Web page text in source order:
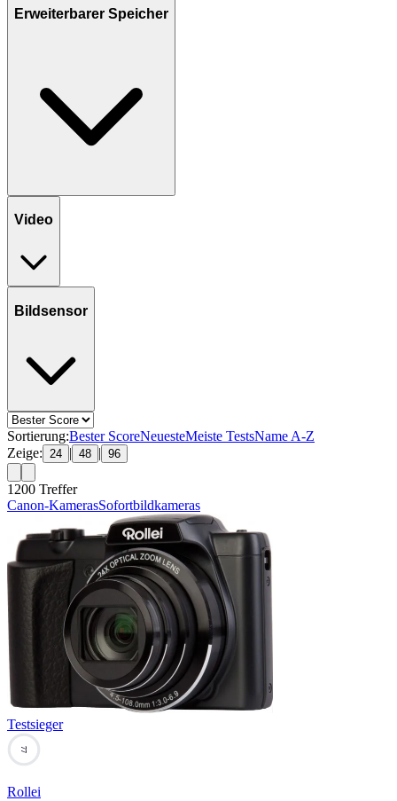
Erweiterbarer Speicher
Video
Bildsensor
Sortierung:Bester ScoreNeuesteMeiste TestsName A-Z
Zeige: 24 | 48 | 96
1200 Treffer
Canon-KamerasSofortbildkameras
Testsieger
77
Rollei